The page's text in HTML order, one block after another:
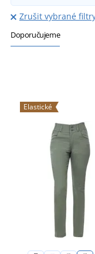
Zrušit vybrané
Doporučujeme
Elastické